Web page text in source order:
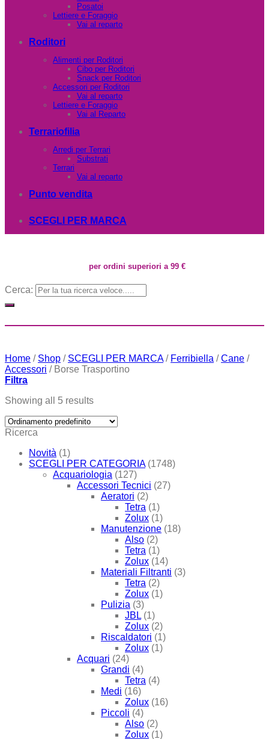
Posatoi
Lettiere e Foraggio
Vai al reparto
Roditori
Alimenti per Roditori
Cibo per Roditori
Snack per Roditori
Accessori per Roditori
Vai al reparto
Lettiere e Foraggio
Vai al Reparto
Terrariofilia
Arredi per Terrari
Substrati
Terrari
Vai al reparto
Punto vendita
SCEGLI PER MARCA
per ordini superiori a 99 €
Cerca:
Home / Shop / SCEGLI PER MARCA / Ferribiella / Cane /
Accessori /Borse Trasportino
Filtra
Showing all 5 results
Ricerca
Novità (1)
SCEGLI PER CATEGORIA (1748)
Acquariologia (127)
Accessori Tecnici (27)
Aeratori (2)
Tetra (1)
Zolux (1)
Manutenzione (18)
Also (2)
Tetra (1)
Zolux (14)
Materiali Filtranti (3)
Tetra (2)
Zolux (1)
Pulizia (3)
JBL (1)
Zolux (2)
Riscaldatori (1)
Zolux (1)
Acquari (24)
Grandi (4)
Tetra (4)
Medi (16)
Zolux (16)
Piccoli (4)
Also (2)
Zolux (1)